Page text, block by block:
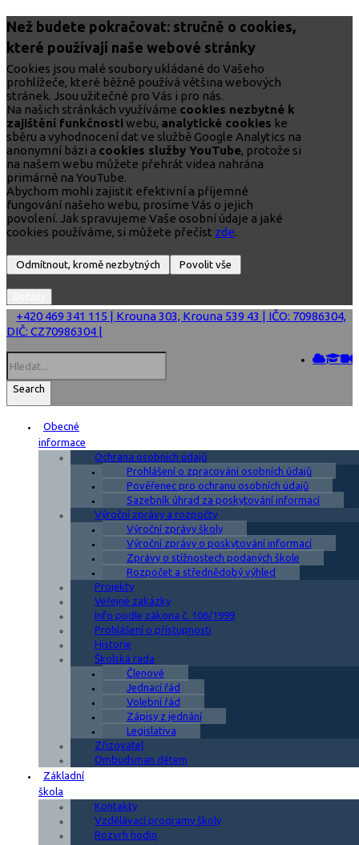
Než budete pokračovat: stručně o cookies,
které používají naše webové stránky
Cookies jsou malé soubory ukládané do Vašeho
prohlížeče, které běžně používá většina webových
stránek. Jsou užitečné pro Vás i pro nás.
Na našich stránkách využíváme cookies nezbytné k
zajištění funkčnosti webu, analytické cookies ke
sběru a vyhodnocení dat ve službě Google Analytics na
anonymní bázi a cookies služby YouTube, protože si
na našem webu můžete přehrát videa nahrána
primárně na YouTube.
Abychom mohli zajistit efektivní a příjemné
fungování našeho webu, prosíme Vás o jejich
povolení. Jak spravujeme Vaše osobní údaje a jaké
cookies používáme, si můžete přečíst zde.
+420 469 341 115 | Krouna 303, Krouna 539 43 | IČO: 70986304,
DIČ: CZ70986304 |
Search
Obecné
informace
Ochrana osobních údajů
Prohlášení o zpracování osobních údajů
Pověřenec pro ochranu osobních údajů
Sazebník úhrad za poskytování informací
Výroční zprávy a rozpočty
Výroční zprávy školy
Výroční zprávy o poskytování informací
Zprávy o stížnostech podaných škole
Rozpočet a střednědobý výhled
Projekty
Veřejné zakázky
Info podle zákona č. 106/1999
Prohlášení o přístupnosti
Historie
Školská rada
Členové
Jednací řád
Volební řád
Zápisy z jednání
Legislativa
Zřizovatel
Ombudsman dětem
Základní
škola
Kontakty
Vzdělávací programy školy
Rozvrh hodin